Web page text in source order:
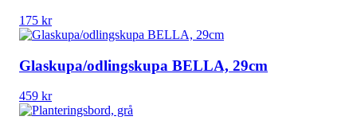
175 kr
Glaskupa/odlingskupa BELLA, 29cm
459 kr